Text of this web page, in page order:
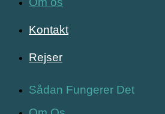
Kontakt
Rejser
Sådan Fungerer Det